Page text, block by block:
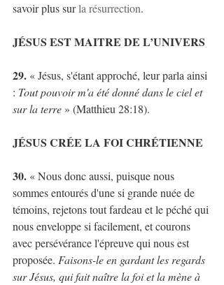
savoir plus sur la résurrection.
JÉSUS EST MAITRE DE L’UNIVERS
29. « Jésus, s'étant approché, leur parla ainsi
: Tout pouvoir m'a été donné dans le ciel et
sur la terre » (Matthieu 28:18).
JÉSUS CRÉE LA FOI CHRÉTIENNE
30. « Nous donc aussi, puisque nous
sommes entourés d'une si grande nuée de
témoins, rejetons tout fardeau et le péché qui
nous enveloppe si facilement, et courons
avec persévérance l'épreuve qui nous est
proposée. Faisons-le en gardant les regards
sur Jésus, qui fait naître la foi et la mène à